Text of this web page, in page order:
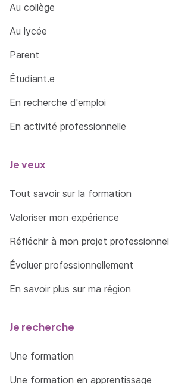
Au collège
Au lycée
Parent
Étudiant.e
En recherche d'emploi
En activité professionnelle
Je veux
Tout savoir sur la formation
Valoriser mon expérience
Réfléchir à mon projet professionnel
Évoluer professionnellement
En savoir plus sur ma région
Je recherche
Une formation
Une formation en apprentissage